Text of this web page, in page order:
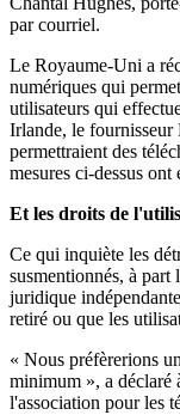
par courriel.
Le Royaume-Uni a
numériques qui
utilisateurs qui
Irlande, le fournisseur
permettraient des
mesures ci-dessus
Et les droits de
Ce qui inquiète les
susmentionnés, à part
juridique
retiré ou que les
« Nous préfèrerions
minimum », a
l'association pour les